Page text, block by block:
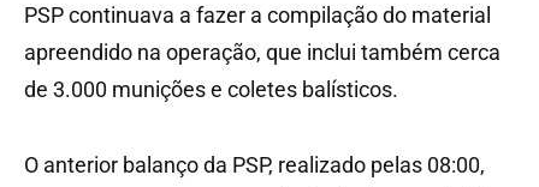
PSP continuava a fazer a compilação do material
apreendido na operação, que inclui também cerca
de 3.000 munições e coletes balísticos.
O anterior balanço da PSP, realizado pelas 08:00,